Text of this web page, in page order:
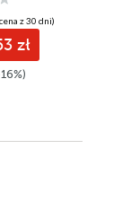
z 30 dni)
zł